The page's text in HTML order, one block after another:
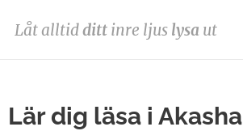
Låt alltidditt inre ljus lysa ut
Lär dig läsa i Akasha